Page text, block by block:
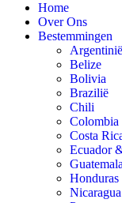
Home
Over Ons
Bestemmingen
Argentinië
Belize
Bolivia
Brazilië
Chili
Colombia
Costa
Ecuador
Guatemala
Honduras
Nicaragua